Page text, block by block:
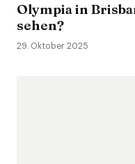
Olympia in
sehen?
29. Oktober 2025